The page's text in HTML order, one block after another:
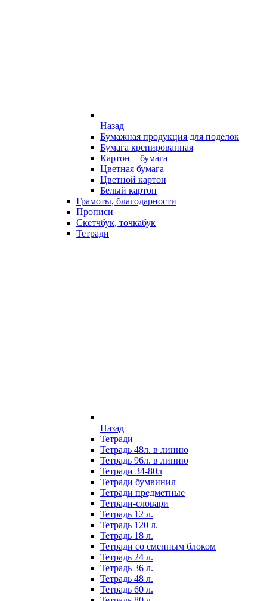
Назад
Бумажная продукция для поделок
Бумага крепированная
Картон + бумага
Цветная бумага
Цветной картон
Белый картон
Грамоты, благодарности
Прописи
Скетчбук, точкабук
Тетради
Назад
Тетради
Тетрадь 48л. в линию
Тетрадь 96л. в линию
Тетради 34-80л
Тетради бумвинил
Тетради предметные
Тетради-словари
Тетрадь 12 л.
Тетрадь 120 л.
Тетрадь 18 л.
Тетради со сменным блоком
Тетрадь 24 л.
Тетрадь 36 л.
Тетрадь 48 л.
Тетрадь 60 л.